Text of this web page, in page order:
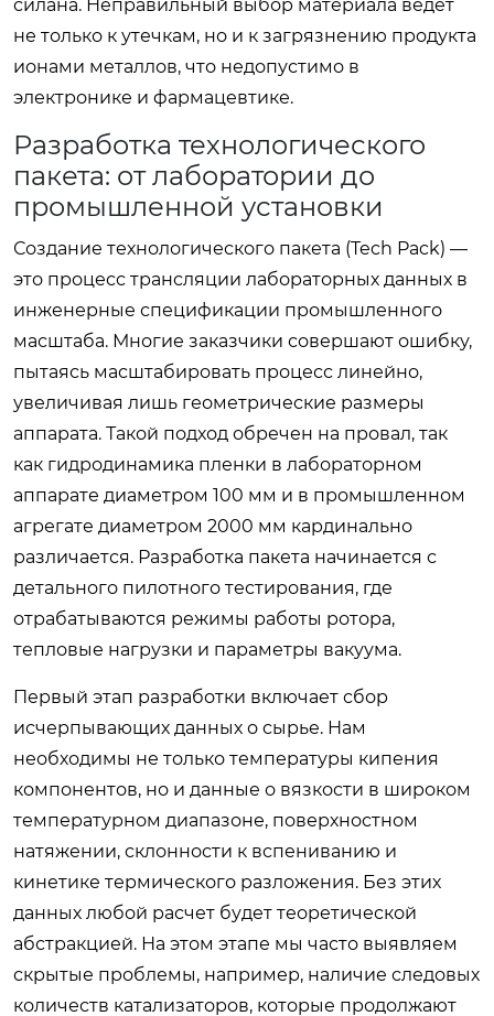
силана. Неправильный выбор материала ведет
не только к утечкам, но и к загрязнению продукта
ионами металлов, что недопустимо в
электронике и фармацевтике.
Разработка технологического
пакета: от лаборатории до
промышленной установки
Создание технологического пакета (Tech Pack) —
это процесс трансляции лабораторных данных в
инженерные спецификации промышленного
масштаба. Многие заказчики совершают ошибку,
пытаясь масштабировать процесс линейно,
увеличивая лишь геометрические размеры
аппарата. Такой подход обречен на провал, так
как гидродинамика пленки в лабораторном
аппарате диаметром 100 мм и в промышленном
агрегате диаметром 2000 мм кардинально
различается. Разработка пакета начинается с
детального пилотного тестирования, где
отрабатываются режимы работы ротора,
тепловые нагрузки и параметры вакуума.
Первый этап разработки включает сбор
исчерпывающих данных о сырье. Нам
необходимы не только температуры кипения
компонентов, но и данные о вязкости в широком
температурном диапазоне, поверхностном
натяжении, склонности к вспениванию и
кинетике термического разложения. Без этих
данных любой расчет будет теоретической
абстракцией. На этом этапе мы часто выявляем
скрытые проблемы, например, наличие следовых
количеств катализаторов, которые продолжают